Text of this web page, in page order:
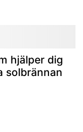
hjälper dig
solbrännan